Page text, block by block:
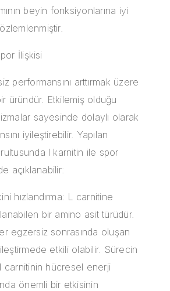
beyin fonksiyonlarına iyi
İlişkisi
performansını arttırmak üzere
üründür. Etkilemiş olduğu
sayesinde dolaylı olarak
iyileştirebilir. Yapılan
l karnitin ile spor
açıklanabilir:
hızlandırma: L carnitine
bir amino asit türüdür.
egzersiz sonrasında oluşan
etkili olabilir. Sürecin
carnitinin hücresel enerji
önemli bir etkisinin